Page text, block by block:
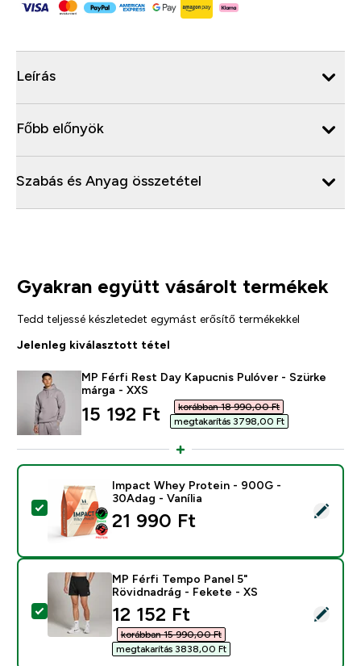
Leírás
Főbb előnyök
Szabás és Anyag összetétel
Gyakran együtt vásárolt termékek
Tedd teljessé készletedet egymást erősítő termékekkel
Jelenleg kiválasztott tétel
MP Férfi Rest Day Kapucnis Pulóver - Szürke
márga - XXS
discounted price
15 192 Ft‎
korábban 18 990,00 Ft‎
megtakarítás 3798,00 Ft‎
Termék kiválasztása - Impact Whey Protein - 900G -
Impact Whey Protein - 900G -
30Adag - Vanília
21 990 Ft‎
Termék kiválasztása - MP Férfi Tempo Panel 5"
MP Férfi Tempo Panel 5"
Rövidnadrág - Fekete - XS
discounted price
12 152 Ft‎
korábban 15 990,00 Ft‎
megtakarítás 3838,00 Ft‎